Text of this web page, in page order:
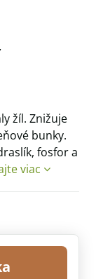
žíl. Znižuje
bunky.
fosfor a
viac